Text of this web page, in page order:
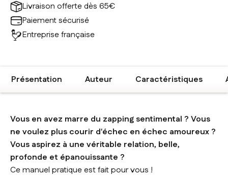
Livraison offerte dès 65€
Paiement sécurisé
Entreprise française
Présentation Auteur Caractéristiques
Vous en avez marre du zapping sentimental ? Vous
ne voulez plus courir d'échec en échec amoureux ?
Vous aspirez à une véritable relation, belle,
profonde et épanouissante ?
Ce manuel pratique est fait pour vous !